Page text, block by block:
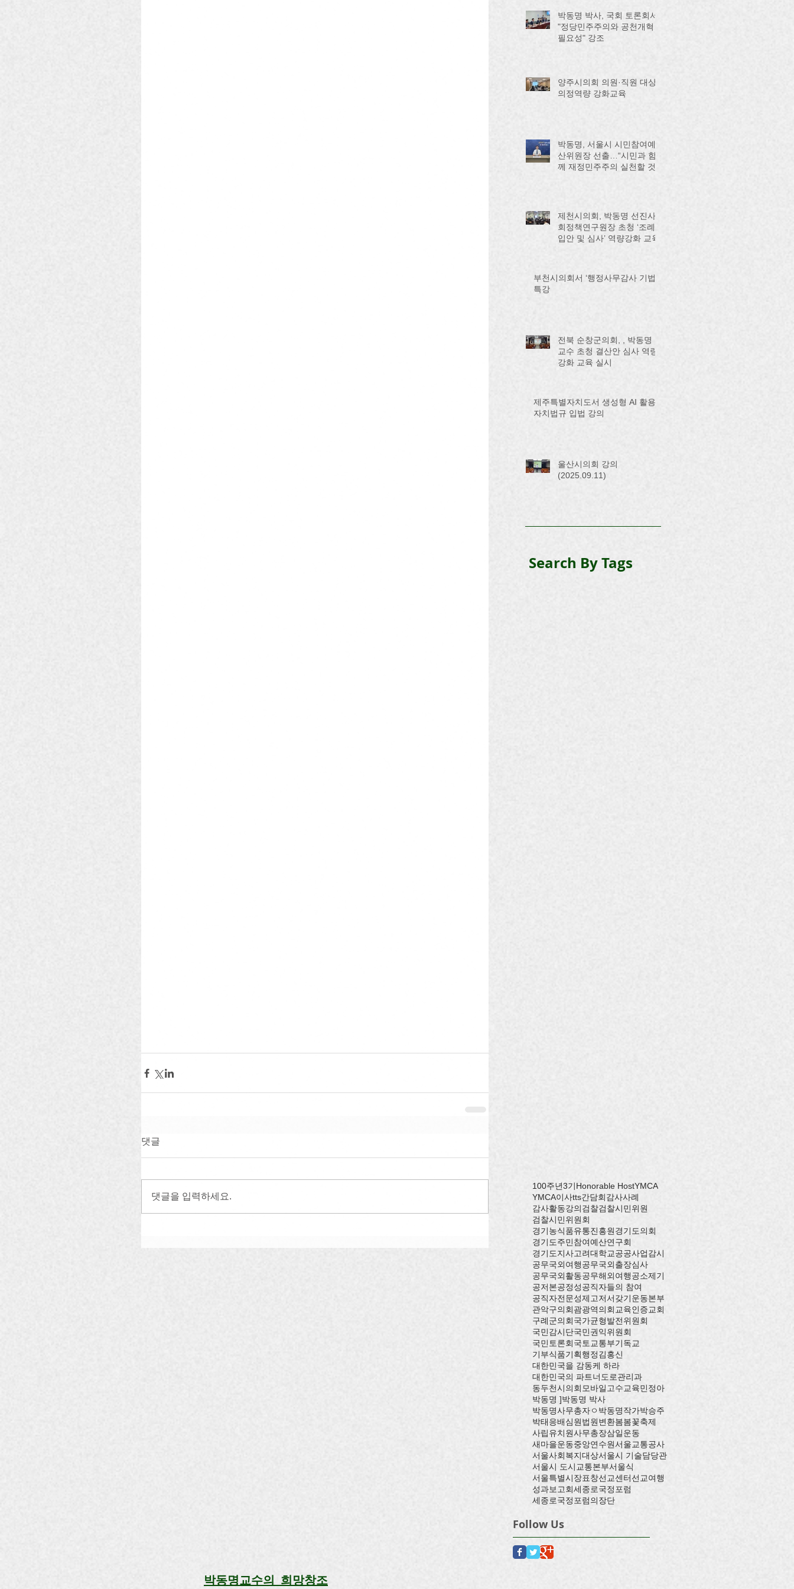
댓글
댓글을 입력하세요.
박동명 박사, 국회 토론회서
"정당민주주의와 공천개혁
필요성" 강조
양주시의회 의원·직원 대상
의정역량 강화교육
박동명, 서울시 시민참여예
산위원장 선출…“시민과 함
께 재정민주주의 실천할 것”
제천시의회, 박동명 선진사
회정책연구원장 초청 ‘조례
입안 및 심사’ 역량강화 교육
부천시의회서 ‘행정사무감사 기법’
특강
전북 순창군의회, , 박동명
교수 초청 결산안 심사 역량
강화 교육 실시
제주특별자치도서 생성형 AI 활용
자치법규 입법 강의
울산시의회 강의
(2025.09.11)
Search By Tags
100주년3기Honorable HostYMCA
YMCA이사tts간담회감사사례
감사활동강의검찰검찰시민위원
검찰시민위원회
경기농식품유통진흥원경기도의회
경기도주민참여예산연구회
경기도지사고려대학교공공사업감시
공무국외여행공무국외출장심사
공무국외활동공무해외여행공소제기
공저본공정성공직자들의 참여
공직자전문성제고저서갖기운동본부
관악구의회괌광역의회 교육인증교회
구례군의회국가균형발전위원회
국민감시단국민권익위원회
국민토론회국토교통부기독교
기부식품기획행정김홍신
대한민국을 감동케 하라
대한민국의 파트너 도로관리과
동두천시의회 모바일고수교육민정아
박동명 ]박동명 박사
박동명사무총자ㅇ 박동명작가박승주
박태응배심원법원변환봄봄꽃축제
사립유치원사무총장삼일운동
새마을운동중앙연수원서울교통공사
서울사회복지대상서울시 기술담당관
서울시 도시교통본부서울식
서울특별시장표창선교센터선교여행
성과보고회세종로국정포럼
세종로국정포럼의장단
Follow Us
박동명교수의 희망창조